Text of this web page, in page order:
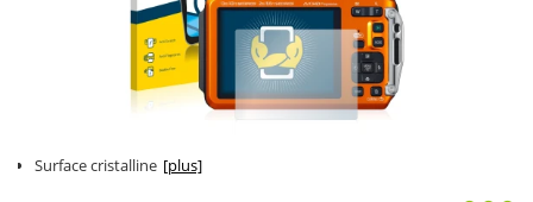
Surface cristalline [plus]